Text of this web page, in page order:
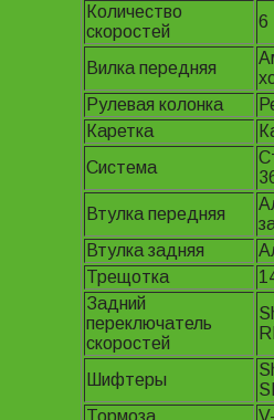
Количество
скоростей
6
Вилка передняя
Рулевая колонка
Каретка
Система
Втулка передняя
Втулка задняя
Трещотка
Задний
переключатель
скоростей
Шифтеры
Тормоза